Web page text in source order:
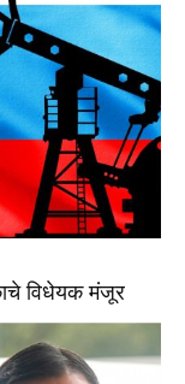
विधेयक मंजूर